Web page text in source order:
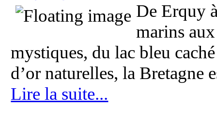
De Erquy
marins
mystiques, du lac bleu
d’or naturelles, la Bretagne
Lire la suite...